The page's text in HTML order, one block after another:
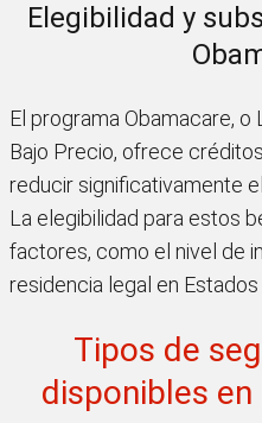
Elegibilidad y
El programa Obamacare, o
Bajo Precio, ofrece
reducir significativamente
La elegibilidad para estos
factores, como el nivel de
residencia legal en Estados
Tipos de
disponibles